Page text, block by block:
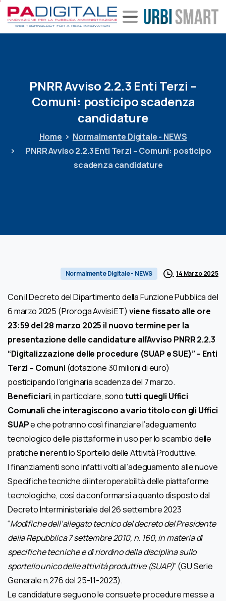
PNRRAvviso 2.2.3 Enti Terzi –
Comuni: posticiposcadenza
candidature
Home
Normalmente Digitale - NEWS
PNRR Avviso 2.2.3 Enti Terzi – Comuni: posticipo
scadenza candidature
Normalmente Digitale - NEWS 14 Marzo 2025
Con il Decreto del Dipartimento della Funzione Pubblica del
6 marzo 2025 (Proroga Avvisi ET) viene fissato alle ore
23:59 del 28 marzo 2025 il nuovo termine per la
presentazione delle candidature all’Avviso PNRR 2.2.3
“Digitalizzazione delle procedure (SUAP e SUE)” – Enti
Terzi – Comuni (dotazione 30 milioni di euro)
posticipando l’originaria scadenza del 7 marzo.
Beneficiari, in particolare, sonotutti quegli Uffici
Comunali che interagiscono a vario titolo con gli Uffici
SUAPe che potranno così finanziare l’adeguamento
tecnologico delle piattaforme in uso per lo scambio delle
pratiche inerenti lo Sportello delle Attività Produttive.
I finanziamenti sono infatti volti all’adeguamento alle nuove
Specifiche tecniche di interoperabilità delle piattaforme
tecnologiche, così da conformarsi a quanto disposto dal
Decreto Interministeriale del 26 settembre 2023
“Modifiche dell’allegato tecnico del decreto del Presidente
della Repubblica 7 settembre 2010, n. 160, in materia di
specifiche tecniche e di riordino della disciplina sullo
sportello unico delle attività produttive (SUAP)” (GU Serie
Generale n.276 del 25-11-2023).
Le candidature seguono le consuete procedure messe a